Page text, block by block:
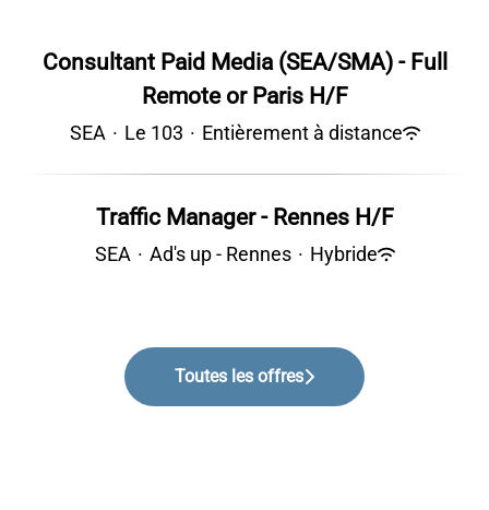
Consultant Paid Media (SEA/SMA) - Full
Remote or Paris H/F
SEA · Le 103 · Entièrement à distance
Traffic Manager - Rennes H/F
SEA · Ad's up - Rennes · Hybride
Toutes les offres